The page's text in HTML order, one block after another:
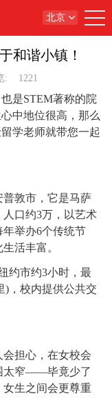
北京
和谐小镇！
: 1221
是STEM著称的院
中地位很高，那么
学老师就带您一起
敦市，它是马萨
口约3万，以艺术
举办6个传统节
活丰富。
市约3小时，最
)，校内提供公共交
担心，在女校会
太窄——毕竟少了
生之间会更尊重